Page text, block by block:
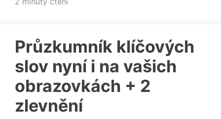
Průzkumník klíčových
slov nyní i na vašich
obrazovkách + 2
zlevnění